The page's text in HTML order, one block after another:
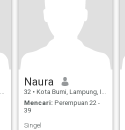
Naura
32 • Kota Bumi, Lampung, Indonesia
Mencari: Perempuan 22 -
39
Singel